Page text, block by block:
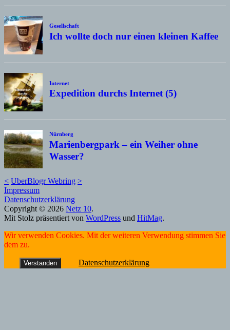
Gesellschaft
Ich wollte doch nur einen kleinen Kaffee
Internet
Expedition durchs Internet (5)
Nürnberg
Marienbergpark – ein Weiher ohne
Wasser?
< UberBlogr Webring >
Impressum
Datenschutzerklärung
Copyright © 2026 Netz 10.
Mit Stolz präsentiert von WordPress und HitMag.
Wir verwenden Cookies. Mit der weiteren Verwendung stimmen Sie
dem zu.
Verstanden Datenschutzerklärung